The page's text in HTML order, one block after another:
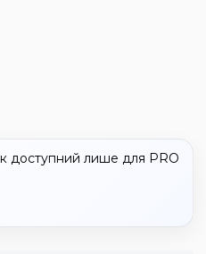
доступний лише для PRO